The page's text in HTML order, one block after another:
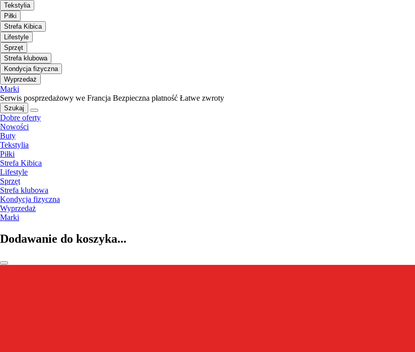
Tekstylia
Piłki
Strefa Kibica
Lifestyle
Sprzęt
Strefa klubowa
Kondycja fizyczna
Wyprzedaż
Marki
Serwis posprzedażowy we Francja Bezpieczna płatność Łatwe zwroty
Szukaj
Dobre oferty
Nowości
Buty
Tekstylia
Piłki
Strefa Kibica
Lifestyle
Sprzęt
Strefa klubowa
Kondycja fizyczna
Wyprzedaż
Marki
Dodawanie do koszyka...